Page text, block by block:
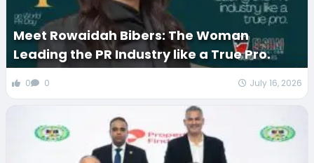
Meet Rowaidah Bibers: The Woman
Leading the PR Industry like a True Pro.
0 0 July 16, 2026